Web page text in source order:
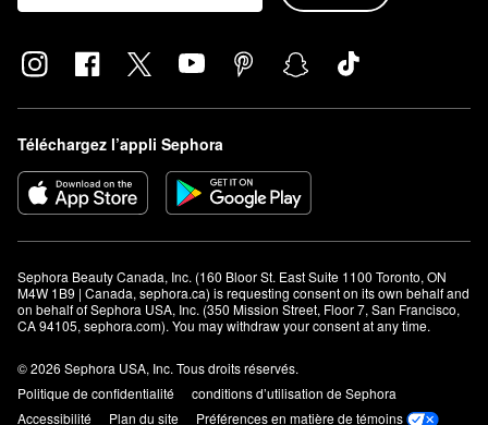
Téléchargez l’appli Sephora
Sephora Beauty Canada, Inc. (160 Bloor St. East Suite 1100 Toronto, ON
M4W 1B9 | Canada, sephora.ca) is requesting consent on its own behalf and
on behalf of Sephora USA, Inc. (350 Mission Street, Floor 7, San Francisco,
CA 94105, sephora.com). You may withdraw your consent at any time.
© 2026 Sephora USA, Inc. Tous droits réservés.
Politique de confidentialité
conditions d’utilisation de Sephora
Accessibilité
Plan du site Préférences en matière de témoins